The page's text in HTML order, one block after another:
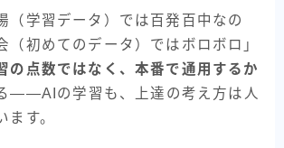
（学習データ）では百発百中なの
（初めてのデータ）ではボロボロ」
の点数ではなく、本番で通用するか
——AIの学習も、上達の考え方は人
ます。